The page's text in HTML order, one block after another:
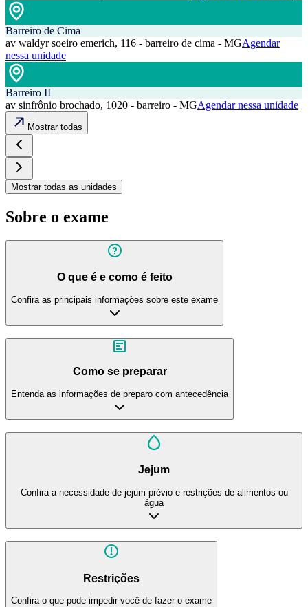
Barreiro de Cima
av waldyr soeiro emerich, 116 - barreiro de cima - MGAgendar
nessa unidade
Barreiro II
av sinfrônio brochado, 1020 - barreiro - MGAgendar nessa unidade
Mostrar todas
Mostrar todas as unidades
Sobre o exame
O que é e como é feito
Confira as principais informações sobre este exame
Como se preparar
Entenda as informações de preparo com antecedência
Jejum
Confira a necessidade de jejum prévio e restrições de alimentos ou
água
Restrições
Confira o que pode impedir você de fazer o exame